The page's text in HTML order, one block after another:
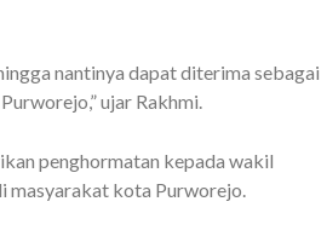
nantinya dapat diterima sebagai
ujar Rakhmi.
penghormatan kepada wakil
masyarakat kota Purworejo.